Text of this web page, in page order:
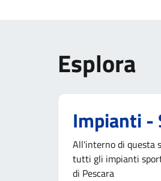
Esplora
Impianti -
All'interno di questa
tutti gli impianti
di Pescara